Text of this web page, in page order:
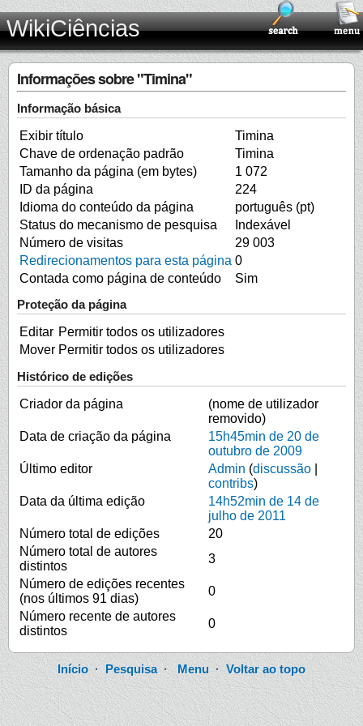
WikiCiências
Informações sobre "Timina"
Informação básica
Exibir título
Timina
Chave de ordenação padrão
Timina
Tamanho da página (em bytes)
1 072
ID da página
224
Idioma do conteúdo da página
português (pt)
Status do mecanismo de pesquisa
Indexável
Número de visitas
29 003
Redirecionamentos para esta página 0
Contada como página de conteúdo
Sim
Proteção da página
Editar Permitir todos os utilizadores
Mover Permitir todos os utilizadores
Histórico de edições
Criador da página
(nome de utilizador
removido)
Data de criação da página
15h45min de 20 de
outubro de 2009
Último editor
Admin (discussão
contribs)
Data da última edição
14h52min de 14 de
julho de 2011
Número total de edições
20
Número total de autores
distintos
3
Número de edições recentes
(nos últimos 91 dias)
0
Número recente de autores
distintos
0
Início·Pesquisa·Menu ·Voltar ao topo